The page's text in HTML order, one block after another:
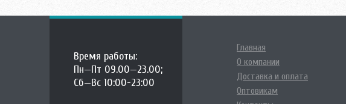
Время работы:
Пн—Пт 09.00—23.00;
Сб—Вс 10:00-23:00
Главная
О компании
Доставка и оплата
Оптовикам